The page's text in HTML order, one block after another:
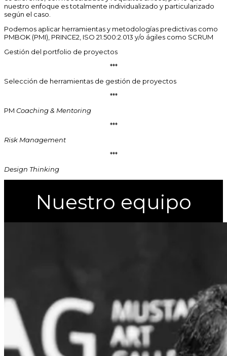
nuestro enfoque es totalmente individualizado y particularizado
según el caso.
Podemos aplicar herramientas y metodologías predictivas como
PMBOK (PMI), PRINCE2, ISO 21.500:2.013 y/o ágiles como SCRUM
Gestión del portfolio de proyectos
***
Selección de herramientas de gestión de proyectos
***
PM Coaching & Mentoring
***
Risk Management
***
Design Thinking
Nuestro equipo